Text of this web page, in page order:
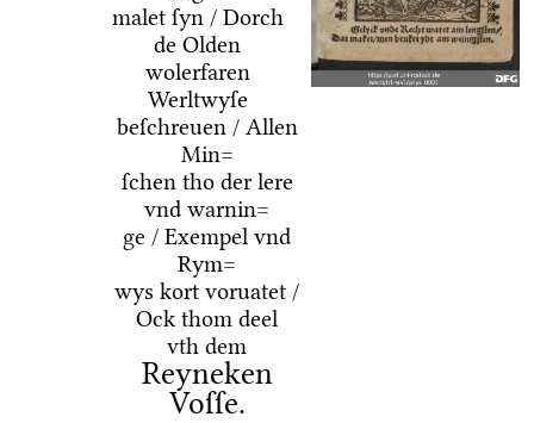
malet ſyn / Dorch
de Olden
wolerfaren
Werltwyſe
beſchreuen / Allen
Min=
ſchen tho der lere
vnd warnin=
ge / Exempel vnd
Rym=
wys kort voruatet /
Ock thom deel
vth dem
Reyneken
Voſſe.